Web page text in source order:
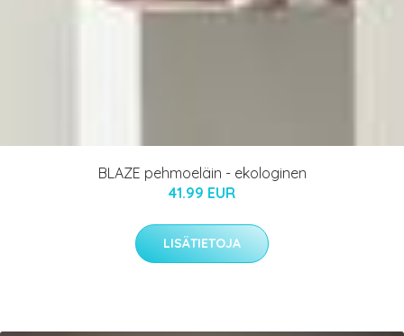
BLAZE pehmoeläin - ekologinen
41.99 EUR
LISÄTIETOJA